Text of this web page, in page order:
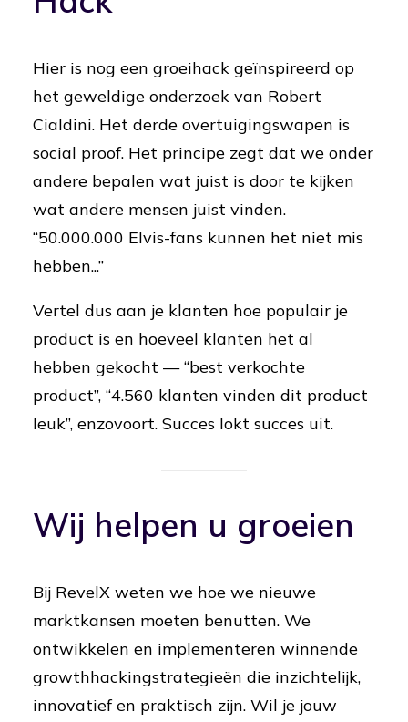
Hier is nog een groeihack geïnspireerd op
het geweldige onderzoek van Robert
Cialdini. Het derde overtuigingswapen is
social proof. Het principe zegt dat we onder
andere bepalen wat juist is door te kijken
wat andere mensen juist vinden.
“50.000.000 Elvis-fans kunnen het niet mis
hebben...”
Vertel dus aan je klanten hoe populair je
product is en hoeveel klanten het al
hebben gekocht — “best verkochte
product”, “4.560 klanten vinden dit product
leuk”, enzovoort. Succes lokt succes uit.
Wij helpen u groeien
Bij RevelX weten we hoe we nieuwe
marktkansen moeten benutten. We
ontwikkelen en implementeren winnende
growthhackingstrategieën die inzichtelijk,
innovatief en praktisch zijn. Wil je jouw